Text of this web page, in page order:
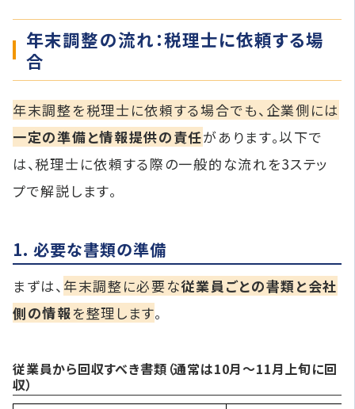
年末調整の流れ：税理士に依頼する場
合
年末調整を税理士に依頼する場合でも、企業側には
一定の準備と情報提供の責任があります。以下で
は、税理士に依頼する際の一般的な流れを3ステッ
プで解説します。
1. 必要な書類の準備
まずは、 年末調整に必要な従業員ごとの書類と会社
側の情報を整理します。
従業員から回収すべき書類（通常は10月〜11月上旬に回
収）